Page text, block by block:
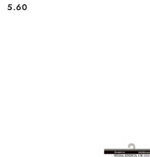
Cena:
5.60